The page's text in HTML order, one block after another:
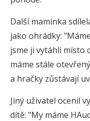
Další maminka
jako ohrádky:
jsme ji vytáhli místo
máme stále
a hračky zůstávají
Jiný uživatel ocenil
dítě: "My máme